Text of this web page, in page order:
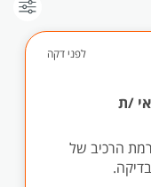
לפני דקה
/ת
רמת הרכיב של